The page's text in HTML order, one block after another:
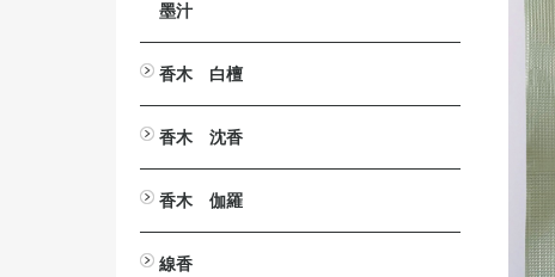
墨汁
とうば筆
塔婆文字削り
塔婆入れ袋
塔婆・経木・木面専用墨液
香木 白檀
白檀・刻み
白檀・切葉
白檀・角割（分割）
白檀・塗香入
白檀・香合
白檀・腕輪（念珠）
白檀木・彫刻
入浴剤 カッコウ・白檀
白檀の香りの消毒液
香木 沈香
沈香・刻み（粉末）
沈香・爪 割 笹
沈香・原木
沈香・香合
沈香・香炉
沈香・ストラップ
沈香・腕輪
沈香・芴
沈香・彫刻
香木 伽羅
伽羅・刻み
伽羅・小割/細割
伽羅・角割（分割）
伽羅・原木
伽羅・ストラップ
線香